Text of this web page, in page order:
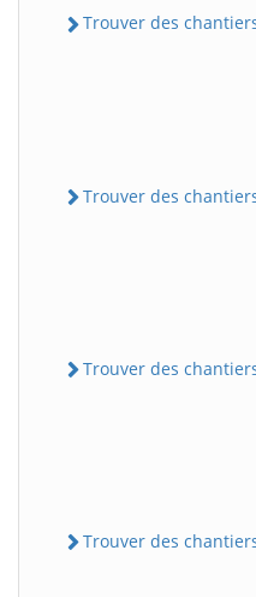
Trouver des
Trouver des chantiers
Trouver des
Trouver des